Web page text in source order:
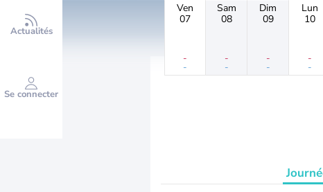
Actualités
Se connecter
Ven
07
-
-
Sam
08
-
-
Dim
09
-
-
Lun
10
-
-